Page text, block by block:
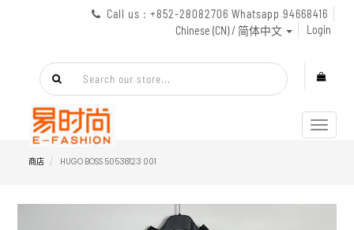
Call us : +852-28082706 Whatsapp 94668416
Chinese (CN) / 简体中文
Login
商店 HUGO BOSS 50538123 001